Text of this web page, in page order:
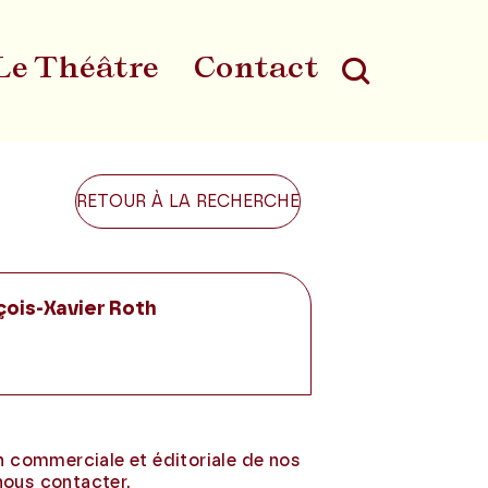
Théâtre Contact
Au
RETOUR À LA RECHERCHE
Xavier Roth
commerciale et éditoriale de nos
contacter.